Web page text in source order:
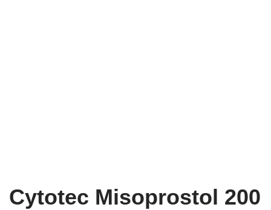
Cytotec Misoprostol 200